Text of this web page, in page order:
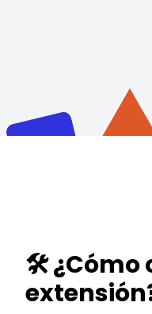
🛠️ ¿Cómo